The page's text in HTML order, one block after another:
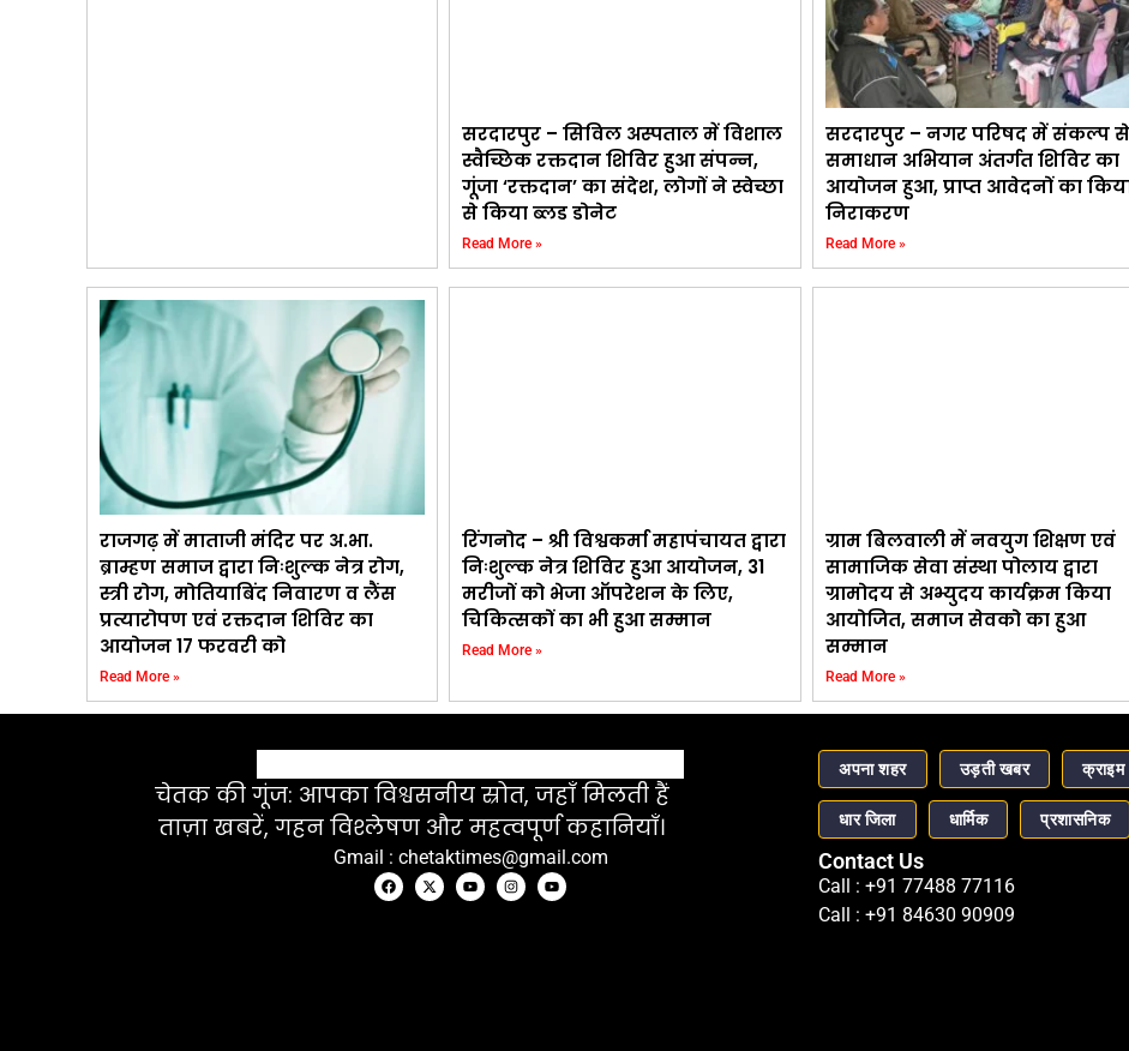
सरदारपुर – सिविल अस्पताल में विशाल
स्वैच्छिक रक्तदान शिविर हुआ संपन्न,
गूंजा ‘रक्तदान’ का संदेश, लोगों ने स्वेच्छा
से किया ब्लड डोनेट
Read More »
सरदारपुर – नगर परिषद में संकल्प से
समाधान अभियान अंतर्गत शिविर का
आयोजन हुआ, प्राप्त आवेदनों का
निराकरण
Read More »
राजगढ़ में माताजी मंदिर पर अ.भा.
ब्राम्हण समाज द्वारा निःशुल्क नेत्र रोग,
स्त्री रोग, मोतियाबिंद निवारण व लैंस
प्रत्यारोपण एवं रक्तदान शिविर का
आयोजन 17 फरवरी को
Read More »
रिंगनोद – श्री विश्वकर्मा महापंचायत द्वारा
निःशुल्क नेत्र शिविर हुआ आयोजन, 31
मरीजों को भेजा ऑपरेशन के लिए,
चिकित्सकों का भी हुआ सम्मान
Read More »
ग्राम बिलवाली में नवयुग शिक्षण एवं
सामाजिक सेवा संस्था पोलाय द्वारा
ग्रामोदय से अभ्युदय कार्यक्रम किया
आयोजित, समाज सेवको का हुआ
सम्मान
Read More »
चेतक की गूंज: आपका विश्वसनीय स्रोत, जहाँ मिलती हैं
ताज़ा खबरें, गहन विश्लेषण और महत्वपूर्ण कहानियाँ।
Gmail : chetaktimes@gmail.com
अपना शहर उड़ती खबर क्राइम
धार जिला धार्मिक प्रशासनिक
Contact Us
Call : +91 77488 77116
Call : +91 84630 90909